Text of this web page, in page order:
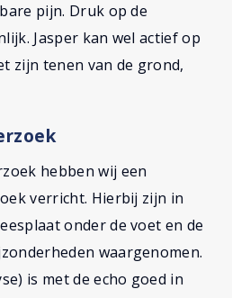
pijn. Druk op de
Jasper kan wel actief op
zijn tenen van de grond,
hebben wij een
verricht. Hierbij zijn in
onder de voet en de
waargenomen.
is met de echo goed in